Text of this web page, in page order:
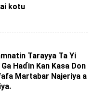
kotu
Tarayya Ta Yi
Haɗin Kan Kasa Don
Martabar Najeriya a